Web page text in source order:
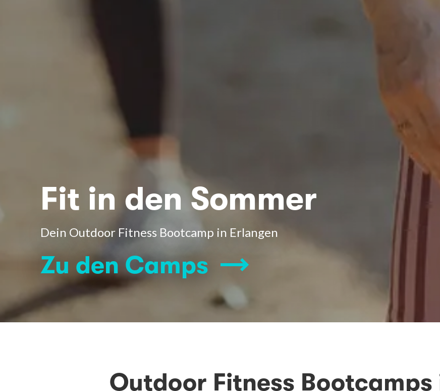
Fit in den Sommer
Dein Outdoor Fitness Bootcamp in Erlangen
Zu den Camps
Outdoor Fitness Bootcamps